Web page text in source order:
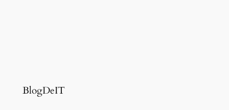
BlogDeIT